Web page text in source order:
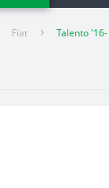
Fiat Talento '16-